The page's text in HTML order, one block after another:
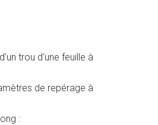
trou d'une feuille à
de repérage à
: